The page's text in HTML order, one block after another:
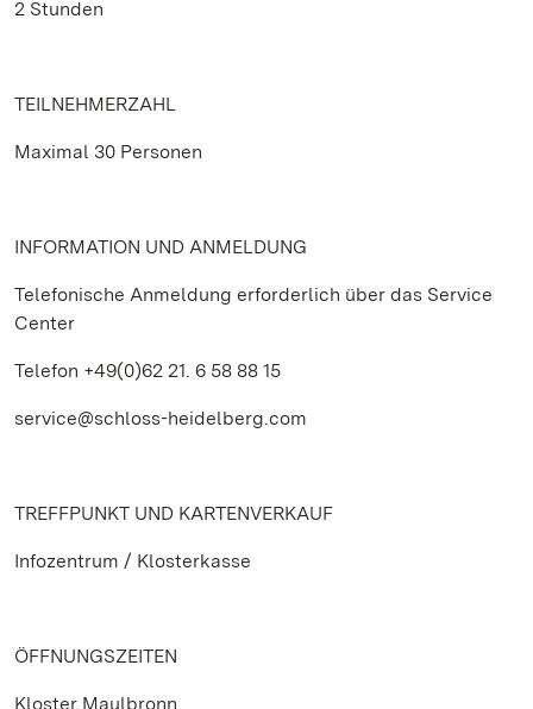
2 Stunden
TEILNEHMERZAHL
Maximal 30 Personen
INFORMATION UND ANMELDUNG
Telefonische Anmeldung erforderlich über das Service
Center
Telefon +49(0)62 21. 6 58 88 15
service@schloss-heidelberg.com
TREFFPUNKT UND KARTENVERKAUF
Infozentrum / Klosterkasse
ÖFFNUNGSZEITEN
Kloster Maulbronn